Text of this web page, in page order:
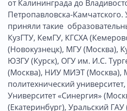
от Калининграда до
Петропавловска-
приняли такие
КузГТУ, КемГУ, КГСХА
(Новокузнецк), МГУ (Москва),
ЮЗГУ (Курск), ОГУ им. И.С.
(Москва), НИУ МИЭТ (Москва),
политехнический
Университет «Синергия»
(Екатеринбург), Уральский ГАУ